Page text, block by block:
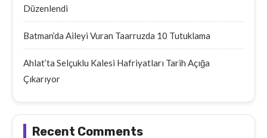
Düzenlendi
Batman’da Aileyi Vuran Taarruzda 10 Tutuklama
Ahlat’ta Selçuklu Kalesi Hafriyatları Tarih Açığa
Çıkarıyor
Recent Comments